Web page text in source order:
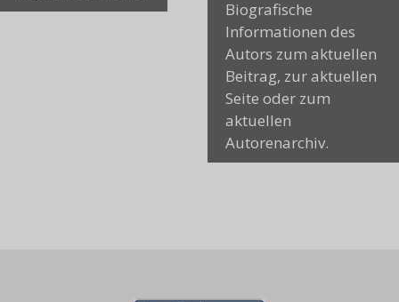
Biografische
Informationen des
Autors zum aktuellen
Beitrag, zur aktuellen
Seite oder zum
aktuellen
Autorenarchiv.